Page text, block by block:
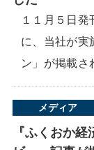
１１月５日発
に、当社が実
ン」が掲載さ
メディア
『ふくおか